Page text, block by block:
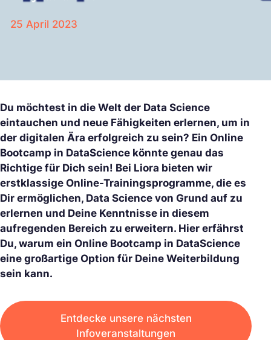
25 April 2023
Du möchtest in die Welt der Data Science
eintauchen und neue Fähigkeiten erlernen, um in
der digitalen Ära erfolgreich zu sein? Ein Online
Bootcamp in DataScience könnte genau das
Richtige für Dich sein! Bei Liora bieten wir
erstklassige Online-Trainingsprogramme, die es
Dir ermöglichen, Data Science von Grund auf zu
erlernen und Deine Kenntnisse in diesem
aufregenden Bereich zu erweitern. Hier erfährst
Du, warum ein Online Bootcamp in DataScience
eine großartige Option für Deine Weiterbildung
sein kann.
Entdecke unsere nächsten
Infoveranstaltungen